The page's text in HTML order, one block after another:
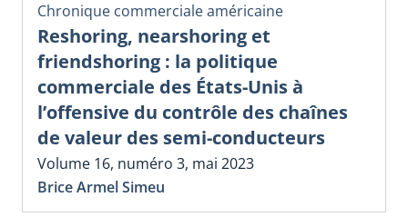
Chronique commerciale américaine
Reshoring, nearshoring et
friendshoring : la politique
commerciale des États-Unis à
l’offensive du contrôle des chaînes
de valeur des semi-conducteurs
Volume 16, numéro 3, mai 2023
Brice Armel Simeu